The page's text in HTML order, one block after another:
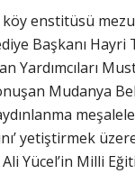
köy enstitüsü
Başkanı
Yardımcıları
Mudanya
yetiştirmek
Ali Yücel’in Milli